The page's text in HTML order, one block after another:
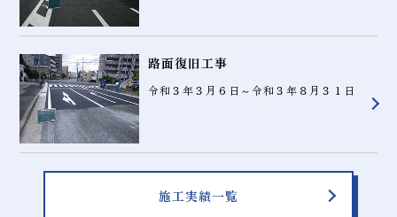
路面復旧工事
令和３年３月６日～令和３年８月３１日
施工実績一覧